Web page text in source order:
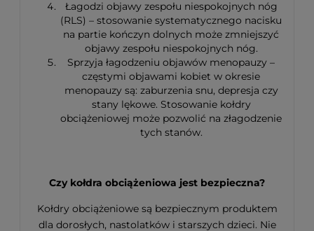
Łagodzi objawy zespołu niespokojnych nóg
(RLS) – stosowanie systematycznego nacisku
na partie kończyn dolnych może zmniejszyć
objawy zespołu niespokojnych nóg.
Sprzyja łagodzeniu objawów menopauzy –
częstymi objawami kobiet w okresie
menopauzy są: zaburzenia snu, depresja czy
stany lękowe. Stosowanie kołdry
obciążeniowej może pozwolić na złagodzenie
tych stanów.
Czy kołdra obciążeniowa jest bezpieczna?
Kołdry obciążeniowe są bezpiecznym produktem
dla dorosłych, nastolatków i starszych dzieci. Nie